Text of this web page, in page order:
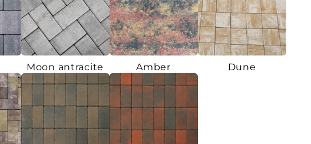
Moon antracite Amber Dune